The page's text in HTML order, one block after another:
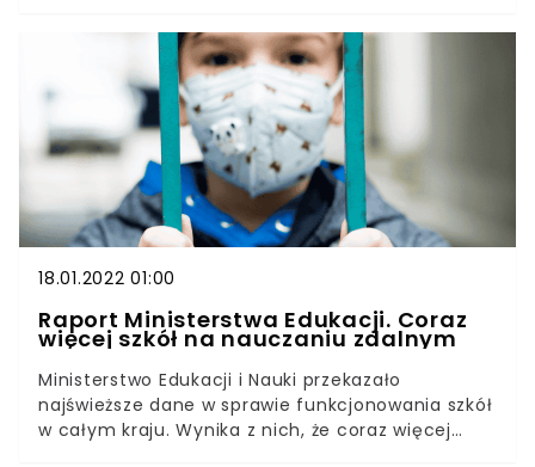
m.in. automatyk, betoniarz-zbrojarz, cieśla,
monter konstrukcji budowlanych oraz monter
stolarki budowlanej.Minister Edukacji i Nauki podał
komunikat zawierający prognozę
zapotrzebowania na pracowników w zawodach
szkolnictwa branżowego. Alfabetyczny wykaz
zawiera 30 zawodów, na które – ze względu na
znaczenie dla rozwoju państwa – jest szczególne
zapotrzebowanie na rynku pracy.
18.01.2022 01:00
Raport Ministerstwa Edukacji. Coraz
więcej szkół na nauczaniu zdalnym
Ministerstwo Edukacji i Nauki przekazało
najświeższe dane w sprawie funkcjonowania szkół
w całym kraju. Wynika z nich, że coraz więcej